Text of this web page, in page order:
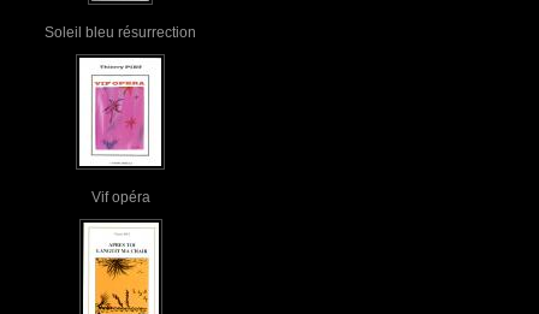
Soleil bleu résurrection
Vif opéra